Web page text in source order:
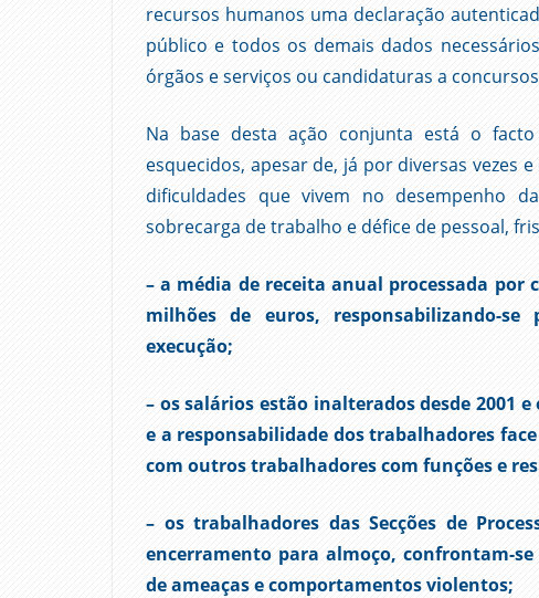
recursos humanos uma declaração
público e todos os demais dados
órgãos e serviços ou candidaturas a
Na base desta ação conjunta está o
esquecidos, apesar de, já por diversas vezes
dificuldades que vivem no desempenho
sobrecarga de trabalho e défice de pessoal,
– a média de receita anual processada por
milhões de euros, responsabilizando-
execução;
– os salários estão inalterados desde 2001
e a responsabilidade dos trabalhadores
com outros trabalhadores com funções e
– os trabalhadores das Secções de
encerramento para almoço, confrontam-
de ameaças e comportamentos violentos;